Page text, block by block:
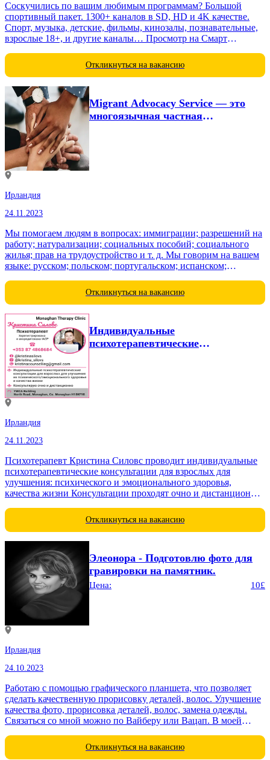
Соскучились по вашим любимым программам? Большой
спортивный пакет. 1300+ каналов в SD, HD и 4K качестве.
Спорт, музыка, детские, фильмы, кинозалы, познавательные,
взрослые 18+, и другие каналы… Просмотр на Смарт
Откликнуться на вакансию
Migrant Advocacy Service — это
многоязычная частная
Ирландия
24.11.2023
Мы помогаем людям в вопросах: иммиграции; разрешений на
работу; натурализации; социальных пособий; социального
жилья; прав на трудоустройство и т. д. Мы говорим на вашем
языке: русском; польском; португальском; испанском;
и устные переводы документов. Наши услуги доступны
онлайн...
Откликнуться на вакансию
Индивидуальные
психотерапевтические
Ирландия
24.11.2023
Психотерапевт Кристина Силовс проводит индивидуальные
психотерапевтические консультации для взрослых для
улучшения: психического и эмоционального здоровья,
качества жизни Консультации проходят очно и дистанционно
Откликнуться на вакансию
Элеонора - Подготовлю фото для
гравировки на памятник.
Цена: 10£
Ирландия
24.10.2023
Работаю с помощью графического планшета, что позволяет
сделать качественную прорисовку деталей, волос. Улучшение
качества фото, прорисовка деталей, волос, замена одежды.
Связаться со мной можно по Вайберу или Вацап. В моей
Откликнуться на вакансию